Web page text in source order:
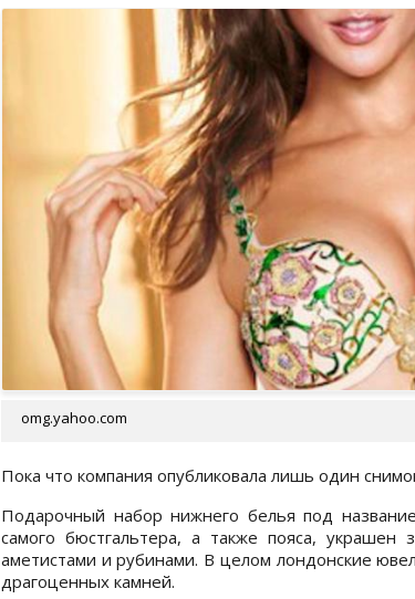
omg.yahoo.com
Пока что компания опубликовала лишь один
Подарочный набор нижнего белья под
самого бюстгальтера, а также пояса, украшен
аметистами и рубинами. В целом лондонские
драгоценных камней.